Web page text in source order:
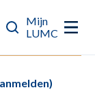
Mijn
LUMC